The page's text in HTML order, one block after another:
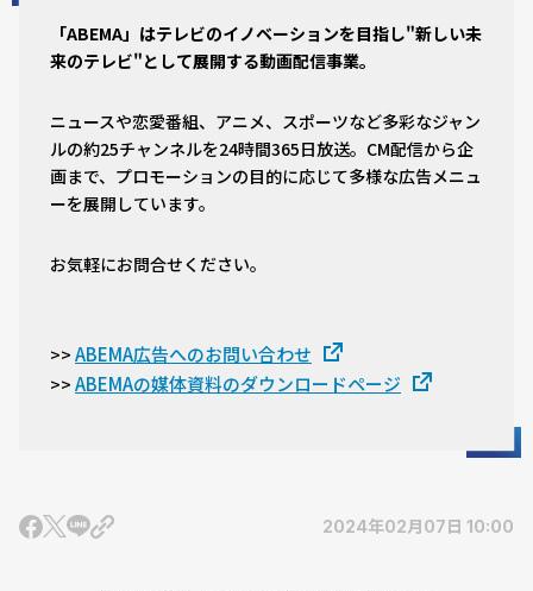
「ABEMA」はテレビのイノベーションを目指し"新しい未
来のテレビ"として展開する動画配信事業。
ニュースや恋愛番組、アニメ、スポーツなど多彩なジャン
ルの約25チャンネルを24時間365日放送。CM配信から企
画まで、プロモーションの目的に応じて多様な広告メニュ
ーを展開しています。
お気軽にお問合せください。
>> ABEMA広告へのお問い合わせ
>> ABEMAの媒体資料のダウンロードページ
2024年02月07日 10:00